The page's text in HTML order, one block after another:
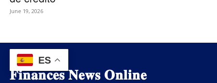
June 19, 2026
𝐅𝐢𝐧𝐚𝐧𝐜𝐞𝐬 𝐍𝐞𝐰𝐬 𝐎𝐧𝐥𝐢𝐧𝐞
ES